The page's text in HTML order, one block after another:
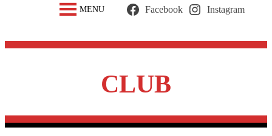
MENU Facebook Instagram
CLUB